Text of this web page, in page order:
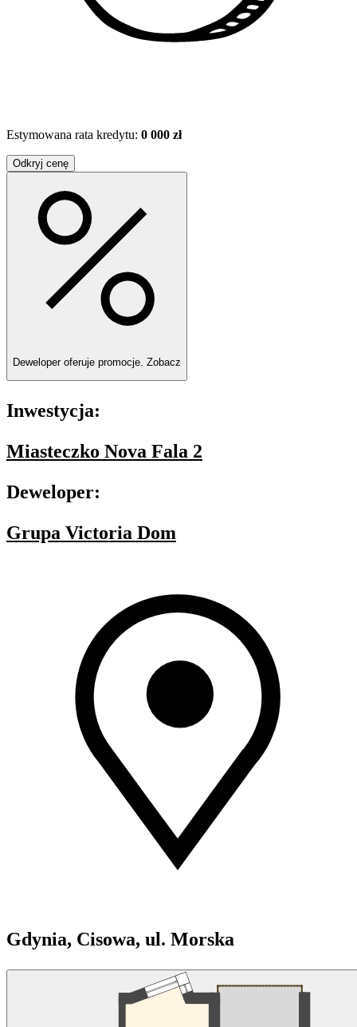
Estymowana rata kredytu: 0 000 zł
Odkryj cenę
Deweloper oferuje promocje. Zobacz
Inwestycja:
Miasteczko Nova Fala 2
Deweloper:
Grupa Victoria Dom
Gdynia, Cisowa, ul. Morska